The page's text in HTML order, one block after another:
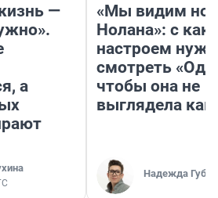
—
а
«Мы видим
Нолана»: с
настроем
смотреть
чтобы она не
выглядела как
Надежда